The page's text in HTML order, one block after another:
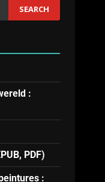
:
PDF)
: